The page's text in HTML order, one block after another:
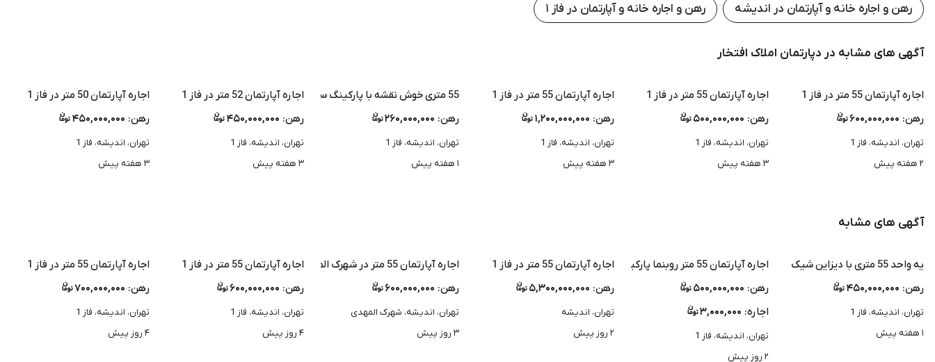
رهن و اجاره خانه و آپارتمان در اندیشه رهن و اجاره خانه و آپارتمان در فاز ۱
آگهی های مشابه در دپارتمان املاک افتخار
اجاره آپارتمان 55 متر در فاز 1
رهن: ۶۰۰,۰۰۰,۰۰۰
تهران، اندیشه، فاز 1
۲ هفته پیش
اجاره آپارتمان 55 متر در فاز 1
رهن: ۵۰۰,۰۰۰,۰۰۰
تهران، اندیشه، فاز 1
۳ هفته پیش
اجاره آپارتمان 55 متر در فاز 1
رهن: ۱,۲۰۰,۰۰۰,۰۰۰
تهران، اندیشه، فاز 1
۳ هفته پیش
55 متری خوش نقشه با پارکینگ سندی در اندیشه
رهن: ۲۶۰,۰۰۰,۰۰۰
تهران، اندیشه، فاز 1
۱ هفته پیش
اجاره آپارتمان 52 متر در فاز 1
رهن: ۴۵۰,۰۰۰,۰۰۰
تهران، اندیشه، فاز 1
۳ هفته پیش
اجاره آپارتمان 50 متر در فاز 1
رهن: ۴۵۰,۰۰۰,۰۰۰
تهران، اندیشه، فاز 1
۳ هفته پیش
آگهی های مشابه
یه واحد 55 متری با دیزاین شیک
رهن: ۴۵۰,۰۰۰,۰۰۰
تهران، اندیشه، فاز 1
۱ هفته پیش
اجاره آپارتمان 55 متر روبنما پارکینگ.آسانسور
رهن: ۵۰۰,۰۰۰,۰۰۰
اجاره: ۳,۰۰۰,۰۰۰
تهران، اندیشه، فاز 1
۲ روز پیش
اجاره آپارتمان 55 متر در فاز 1
رهن: ۵,۳۰۰,۰۰۰,۰۰۰
تهران، اندیشه
۲ روز پیش
اجاره آپارتمان 55 متر در شهرک المهدی
رهن: ۶۰۰,۰۰۰,۰۰۰
تهران، اندیشه، شهرک المهدی
۳ روز پیش
اجاره آپارتمان 55 متر در فاز 1
رهن: ۶۰۰,۰۰۰,۰۰۰
تهران، اندیشه، فاز 1
۴ روز پیش
اجاره آپارتمان 55 متر در فاز 1
رهن: ۷۰۰,۰۰۰,۰۰۰
تهران، اندیشه، فاز 1
۴ روز پیش